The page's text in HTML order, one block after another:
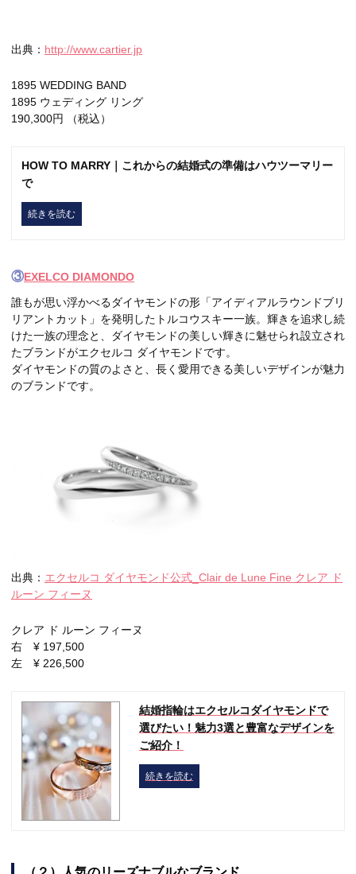
出典： http://www.cartier.jp
1895 WEDDING BAND
1895 ウェディング リング
190,300円 （税込）
HOW TO MARRY｜これからの結婚式の準備はハウツーマリー
で
続きを読む
③EXELCO DIAMONDO
誰もが思い浮かべるダイヤモンドの形「アイディアルラウンドブリ
リアントカット」を発明したトルコウスキー一族。輝きを追求し続
けた一族の理念と、ダイヤモンドの美しい輝きに魅せられ設立され
たブランドがエクセルコ ダイヤモンドです。
ダイヤモンドの質のよさと、長く愛用できる美しいデザインが魅力
のブランドです。
出典： エクセルコ ダイヤモンド公式_Clair de Lune Fine クレア ド
ルーン フィーヌ
クレア ド ルーン フィーヌ
右 ¥ 197,500
左 ¥ 226,500
結婚指輪はエクセルコダイヤモンドで
選びたい！魅力3選と豊富なデザインを
ご紹介！
続きを読む